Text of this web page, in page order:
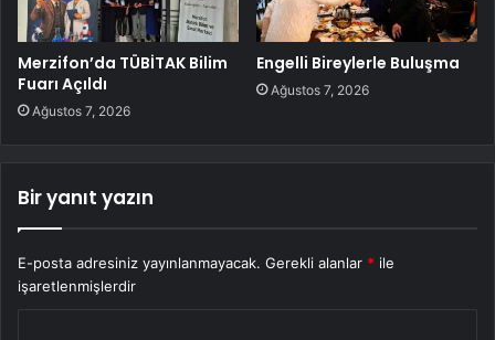
Merzifon’da TÜBİTAK Bilim
Fuarı Açıldı
Ağustos 7, 2026
Engelli Bireylerle Buluşma
Ağustos 7, 2026
Bir yanıt yazın
E-posta adresiniz yayınlanmayacak. Gerekli alanlar * ile
işaretlenmişlerdir